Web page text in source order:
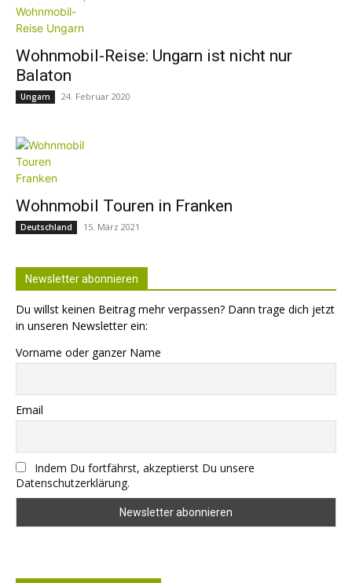
Wohnmobil-Reise: Ungarn ist nicht nur
Balaton
Ungarn 24. Februar 2020
Wohnmobil Touren in Franken
Deutschland 15. März 2021
Newsletter abonnieren
Du willst keinen Beitrag mehr verpassen? Dann trage dich jetzt
in unseren Newsletter ein:
Vorname oder ganzer Name
Email
Indem Du fortfährst, akzeptierst Du unsere
Datenschutzerklärung.